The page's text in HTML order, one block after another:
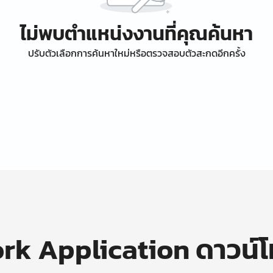
ไม่พบตำแหน่งงานที่คุณค้นหา
ปรับตัวเลือกการค้นหาใหม่หรือตรวจสอบตัวสะกดอีกครั้ง
Application ดาวน์